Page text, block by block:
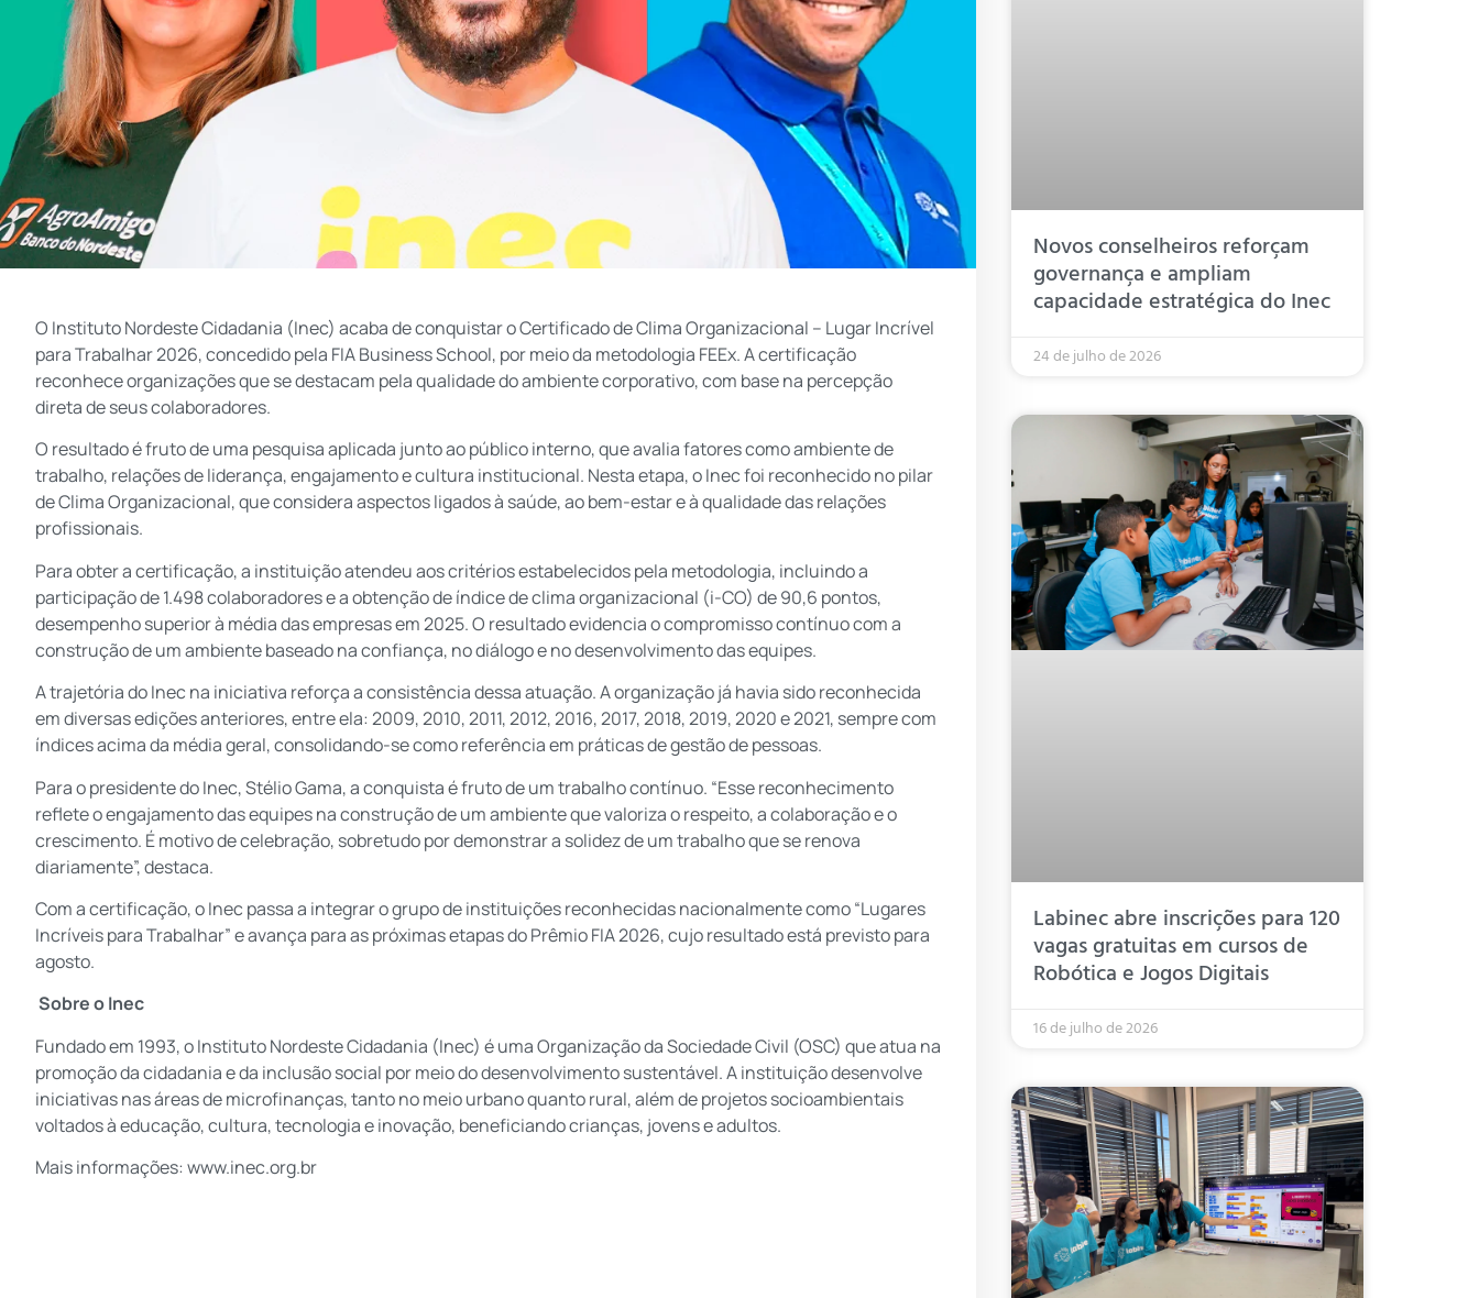
O Instituto Nordeste Cidadania (Inec) acaba de conquistar o Certificado de Clima Organizacional – Lugar Incrível
para Trabalhar 2026, concedido pela FIA Business School, por meio da metodologia FEEx. A certificação
reconhece organizações que se destacam pela qualidade do ambiente corporativo, com base na percepção
direta de seus colaboradores.
O resultado é fruto de uma pesquisa aplicada junto ao público interno, que avalia fatores como ambiente de
trabalho, relações de liderança, engajamento e cultura institucional. Nesta etapa, o Inec foi reconhecido no pilar
de Clima Organizacional, que considera aspectos ligados à saúde, ao bem-estar e à qualidade das relações
profissionais.
Para obter a certificação, a instituição atendeu aos critérios estabelecidos pela metodologia, incluindo a
participação de 1.498 colaboradores e a obtenção de índice de clima organizacional (i-CO) de 90,6 pontos,
desempenho superior à média das empresas em 2025. O resultado evidencia o compromisso contínuo com a
construção de um ambiente baseado na confiança, no diálogo e no desenvolvimento das equipes.
A trajetória do Inec na iniciativa reforça a consistência dessa atuação. A organização já havia sido reconhecida
em diversas edições anteriores, entre ela: 2009, 2010, 2011, 2012, 2016, 2017, 2018, 2019, 2020 e 2021, sempre com
índices acima da média geral, consolidando-se como referência em práticas de gestão de pessoas.
Para o presidente do Inec, Stélio Gama, a conquista é fruto de um trabalho contínuo. “Esse reconhecimento
reflete o engajamento das equipes na construção de um ambiente que valoriza o respeito, a colaboração e o
crescimento. É motivo de celebração, sobretudo por demonstrar a solidez de um trabalho que se renova
diariamente”, destaca.
Com a certificação, o Inec passa a integrar o grupo de instituições reconhecidas nacionalmente como “Lugares
Incríveis para Trabalhar” e avança para as próximas etapas do Prêmio FIA 2026, cujo resultado está previsto para
agosto.
Sobre o Inec
Fundado em 1993, o Instituto Nordeste Cidadania (Inec) é uma Organização da Sociedade Civil (OSC) que atua na
promoção da cidadania e da inclusão social por meio do desenvolvimento sustentável. A instituição desenvolve
iniciativas nas áreas de microfinanças, tanto no meio urbano quanto rural, além de projetos socioambientais
voltados à educação, cultura, tecnologia e inovação, beneficiando crianças, jovens e adultos.
Mais informações: www.inec.org.br
Novos conselheiros reforçam
governança e ampliam
capacidade estratégica do Inec
24 de julho de 2026
Labinec abre inscrições para 120
vagas gratuitas em cursos de
Robótica e Jogos Digitais
16 de julho de 2026